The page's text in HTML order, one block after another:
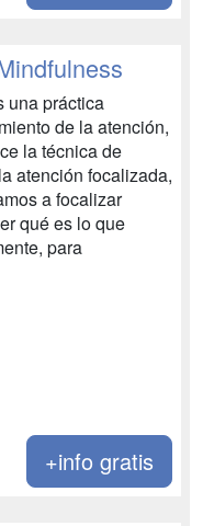
una práctica
de la atención,
la técnica de
atención focalizada,
a focalizar
qué es lo que
para
+info gratis